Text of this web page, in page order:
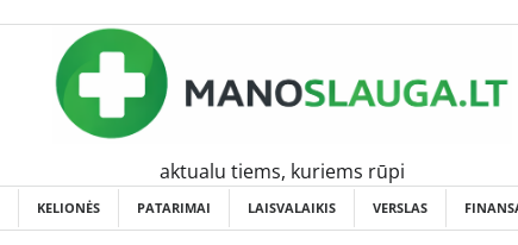
aktualu tiems, kuriems rūpi
KELIONĖS PATARIMAI LAISVALAIKIS VERSLAS